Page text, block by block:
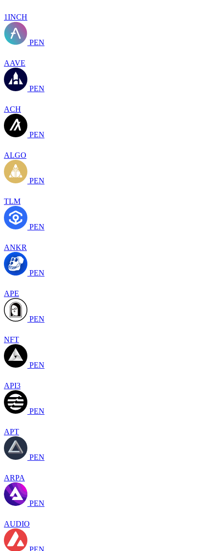
1INCH
PEN
AAVE
PEN
ACH
PEN
ALGO
PEN
TLM
PEN
ANKR
PEN
APE
PEN
NFT
PEN
API3
PEN
APT
PEN
ARPA
PEN
AUDIO
PEN